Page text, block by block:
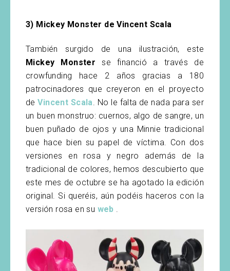
3) Mickey Monster de Vincent Scala
También surgido de una ilustración, este
Mickey Monster se financió a través de
crowfunding hace 2 años gracias a 180
patrocinadores que creyeron en el proyecto
deVincent Scala. No le falta de nada para ser
un buen monstruo: cuernos, algo de sangre, un
buen puñado de ojos y una Minnie tradicional
que hace bien su papel de víctima. Con dos
versiones en rosa y negro además de la
tradicional de colores, hemos descubierto que
este mes de octubre se ha agotado la edición
original. Si queréis, aún podéis haceros con la
versión rosa en su web .